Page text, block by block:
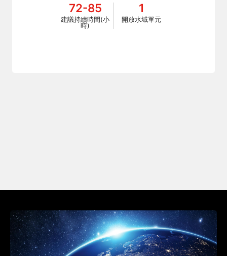
72-85
建議持續時間(小
時)
1
開放水域單元